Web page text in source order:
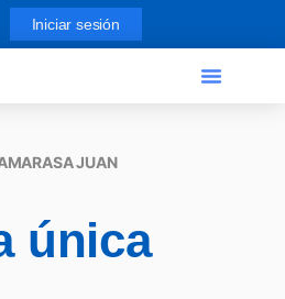
Iniciar sesión
JUAN
única